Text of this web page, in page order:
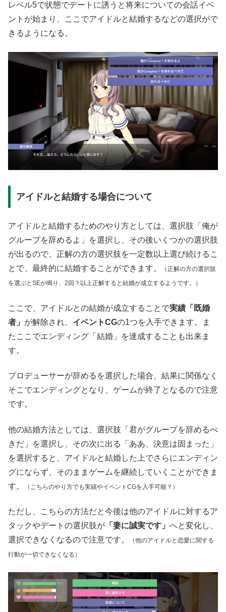
レベル5で状態でデートに誘うと将来についての会話イベ
ントが始まり、ここでアイドルと結婚するなどの選択がで
きるようになる。
アイドルと結婚する場合について
アイドルと結婚するためのやり方としては、選択肢「俺が
グループを辞めるよ」を選択し、その後いくつかの選択肢
が出るので、正解の方の選択肢を一定数以上選び続けるこ
とで、最終的に結婚することができます。
（正解の方の選択肢
を選ぶとSEが鳴り、2回？以上正解すると結婚が成立するようです。）
ここで、アイドルとの結婚が成立することで実績「既婚
者」 が解除され、 イベントCGの1つを入手できます。ま
たここでエンディング「結婚」を達成することも出来ま
す。
プロデューサーが辞めるを選択した場合、結果に関係なく
そこでエンディングとなり、ゲームが終了となるので注意
です。
他の結婚方法としては、選択肢「君がグループを辞めるべ
きだ」を選択し、その次に出る「ああ、決意は固まった」
を選択すると、アイドルと結婚した上でさらにエンディン
グにならず、そのままゲームを継続していくことができま
す。
（こちらのやり方でも実績やイベントCGを入手可能？）
ただし、こちらの方法だと今後は他のアイドルに対するア
タックやデートの選択肢が 「妻に誠実です」 へと変化し、
選択できなくなるので注意です。
（他のアイドルと恋愛に関する
行動が一切できなくなる）